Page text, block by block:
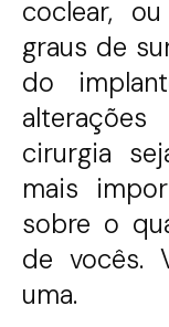
coclear,
graus de
do
cirurgia
mais
sobre o
de vocês.
uma.